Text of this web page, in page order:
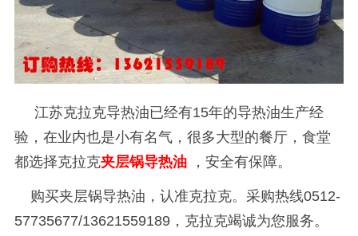
江苏克拉克导热油已经有15年的导热油生产经
验，在业内也是小有名气，很多大型的餐厅，食堂
都选择克拉克夹层锅导热油 ，安全有保障。
购买夹层锅导热油，认准克拉克。采购热线0512-
57735677/13621559189，克拉克竭诚为您服务。